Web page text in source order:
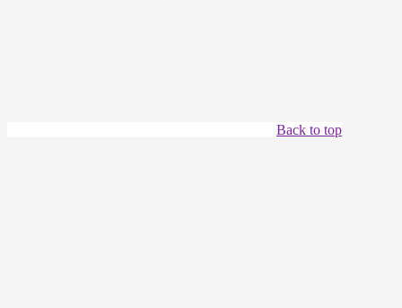
Back to top